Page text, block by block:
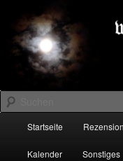
primären
Inhalt
springen
sekundären
Inhalt
springenDARK-
Suchen
Startseite
Kalender Sonstiges